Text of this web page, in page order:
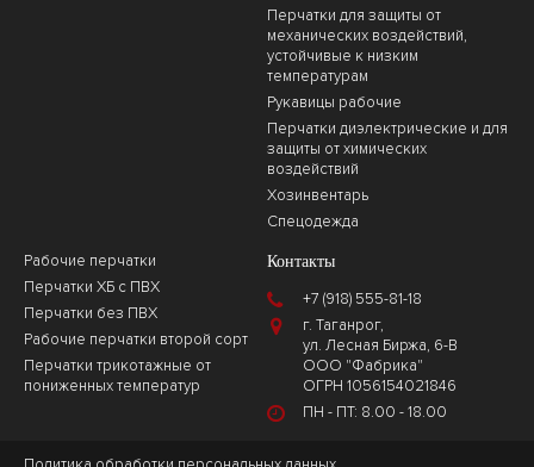
Перчатки для защиты от
механических воздействий,
устойчивые к низким
температурам
Рукавицы рабочие
Перчатки диэлектрические и для
защиты от химических
воздействий
Хозинвентарь
Спецодежда
Рабочие перчатки
Перчатки ХБ с ПВХ
Перчатки без ПВХ
Рабочие перчатки второй сорт
Перчатки трикотажные от
пониженных температур
Контакты
+7 (918) 555-81-18
г. Таганрог,
ул. Лесная Биржа, 6-В
ООО "Фабрика"
ОГРН 1056154021846
ПН - ПТ: 8.00 - 18.00